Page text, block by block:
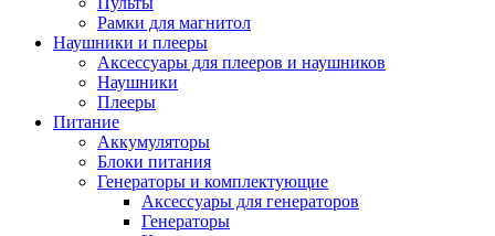
Рамки для магнитол
Наушники и плееры
Аксессуары для плееров и наушников
Наушники
Плееры
Питание
Аккумуляторы
Блоки питания
Генераторы и комплектующие
Аксессуары для генераторов
Генераторы